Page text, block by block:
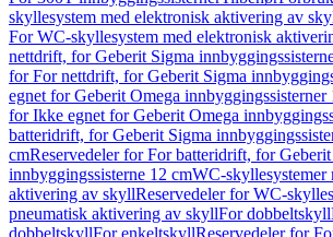
skyllesystem med elektronisk aktivering av
For WC-skyllesystem med elektronisk
nettdrift, for Geberit Sigma
for For nettdrift, for Geberit Sigma
egnet for Geberit Omega innbyggingssisterner
for Ikke egnet for Geberit Omega
batteridrift, for Geberit Sigma
cmReservedeler for For batteridrift, for Geberit
innbyggingssisterne 12 cmWC-skyllesystemer
aktivering av skyllReservedeler for WC-
pneumatisk aktivering av skyllFor dobbeltskyll
dobbeltskyllFor enkeltskyllReservedeler for